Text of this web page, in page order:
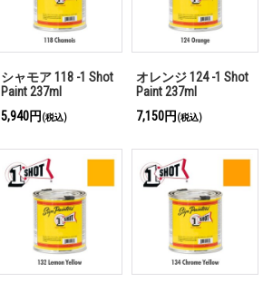
シャモア 118 -1 Shot
Paint 237ml
5,940円 (税込)
オレンジ 124 -1 Shot
Paint 237ml
7,150円 (税込)